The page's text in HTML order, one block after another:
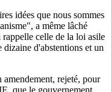
idées que nous sommes
a même lâché
celle de la loi asile
d'abstentions et un
rejeté, pour
que le gouvernement